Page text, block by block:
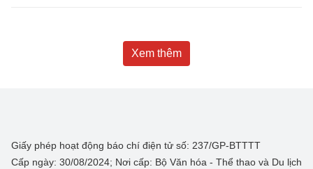
Xem thêm
Giấy phép hoạt động báo chí điện tử số: 237/GP-BTTTT
Cấp ngày: 30/08/2024; Nơi cấp: Bộ Văn hóa - Thể thao và Du lịch